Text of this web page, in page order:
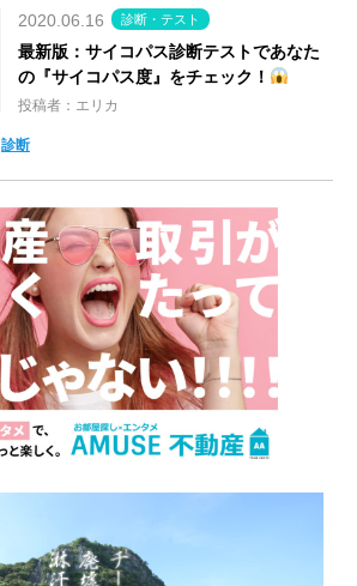
2020.06.16 診断・テスト
最新版：サイコパス診断テストであなた
の『サイコパス度』をチェック！
投稿者：エリカ
診断